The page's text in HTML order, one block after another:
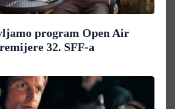
program Open Air
32. SFF-a